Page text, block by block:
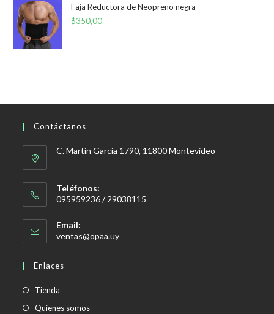
Faja Reductora de Neopreno negra
$350,00
Contáctanos
C. Martín García 1790, 11800 Montevideo
Teléfonos:
095959236 / 29038115
Email:
ventas@opaa.uySe
Enlaces
Tienda
Quienes somos